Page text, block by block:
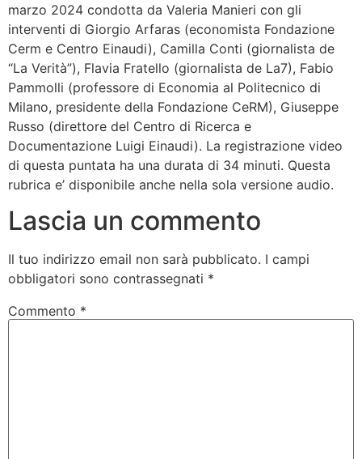
marzo 2024 condotta da Valeria Manieri con gli
interventi di Giorgio Arfaras (economista Fondazione
Cerm e Centro Einaudi), Camilla Conti (giornalista de
“La Verità”), Flavia Fratello (giornalista de La7), Fabio
Pammolli (professore di Economia al Politecnico di
Milano, presidente della Fondazione CeRM), Giuseppe
Russo (direttore del Centro di Ricerca e
Documentazione Luigi Einaudi). La registrazione video
di questa puntata ha una durata di 34 minuti. Questa
rubrica e’ disponibile anche nella sola versione audio.
Lascia un commento
Il tuo indirizzo email non sarà pubblicato. I campi
obbligatori sono contrassegnati *
Commento *